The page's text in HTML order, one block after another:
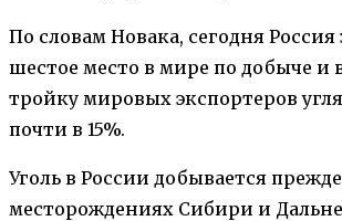
По словам Новака, сегодня Россия
шестое место в мире по добыче и
тройку мировых экспортеров
почти в 15%.
Уголь в России добывается
месторождениях Сибири и